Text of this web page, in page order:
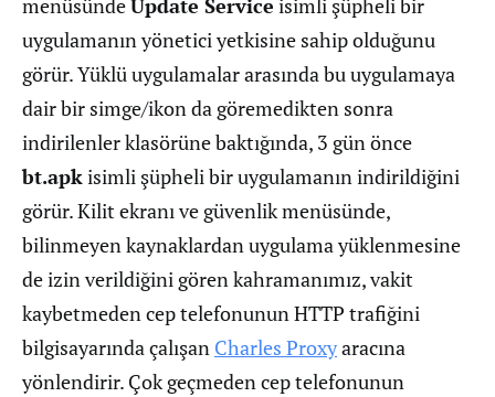
menüsündeUpdate Service isimli şüpheli bir
uygulamanın yönetici yetkisine sahip olduğunu
görür. Yüklü uygulamalar arasında bu uygulamaya
dair bir simge/ikon da göremedikten sonra
indirilenler klasörüne baktığında, 3 gün önce
bt.apkisimli şüpheli bir uygulamanın indirildiğini
görür. Kilit ekranı ve güvenlik menüsünde,
bilinmeyen kaynaklardan uygulama yüklenmesine
de izin verildiğini gören kahramanımız, vakit
kaybetmeden cep telefonunun HTTP trafiğini
bilgisayarında çalışan Charles Proxyaracına
yönlendirir. Çok geçmeden cep telefonunun